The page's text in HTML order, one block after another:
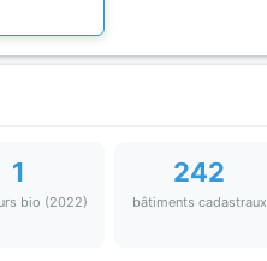
1
bio (2022)
242
bâtiments cadastraux